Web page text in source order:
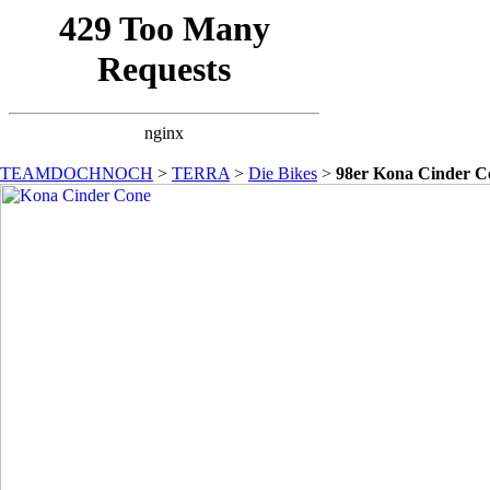
TEAMDOCHNOCH > TERRA > Die Bikes > 98er Kona Cinder